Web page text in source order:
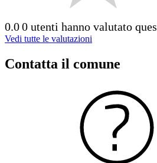
0.00 utenti hanno valutato
Vedi tutte le valutazioni
Contatta il comune